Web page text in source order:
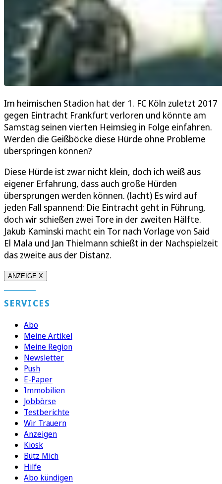
Im heimischen Stadion hat der 1. FC Köln zuletzt 2017
gegen Eintracht Frankfurt verloren und könnte am
Samstag seinen vierten Heimsieg in Folge einfahren.
Werden die Geißböcke diese Hürde ohne Probleme
überspringen können?
Diese Hürde ist zwar nicht klein, doch ich weiß aus
eigener Erfahrung, dass auch große Hürden
übersprungen werden können. (lacht) Es wird auf
jeden Fall spannend: Die Eintracht geht in Führung,
doch wir schießen zwei Tore in der zweiten Hälfte.
Jakub Kaminski macht ein Tor nach Vorlage von Said
El Mala und Jan Thielmann schießt in der Nachspielzeit
das zweite aus der Distanz.
ANZEIGE X
SERVICES
Abo
Meine Artikel
Meine Region
Newsletter
Push
E-Paper
Immobilien
Jobbörse
Testberichte
Wir Trauern
Anzeigen
Kiosk
Bütz Mich
Hilfe
Abo kündigen